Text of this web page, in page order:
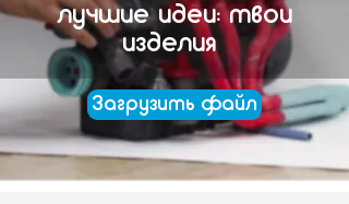
лучшие идеи: твои
изделия
Загрузить файл